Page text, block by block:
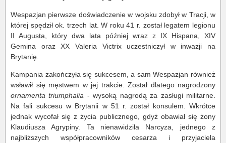
Wespazjan pierwsze doświadczenie w wojsku zdobył w Tracji, w
której spędził ok. trzech lat. W roku 41 r. został legatem legionu
II Augusta, który dwa lata później wraz z IX Hispana, XIV
Gemina oraz XX Valeria Victrix uczestniczył w inwazji na
Brytanię.
Kampania zakończyła się sukcesem, a sam Wespazjan również
wsławił się męstwem w jej trakcie. Został dlatego nagrodzony
ornamenta triumphalia - wysoką nagrodą za zasługi militarne.
Na fali sukcesu w Brytanii w 51 r. został konsulem. Wkrótce
jednak wycofał się z życia publicznego, gdyż obawiał się żony
Klaudiusza Agrypiny. Ta nienawidziła Narcyza, jednego z
najbliższych współpracowników cesarza i przyjaciela